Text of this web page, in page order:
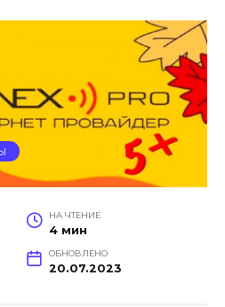
НА ЧТЕНИЕ
4 мин
ОБНОВЛЕНО
20.07.2023